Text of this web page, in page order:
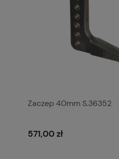
Zaczep 40mm S.36352
571,00 zł